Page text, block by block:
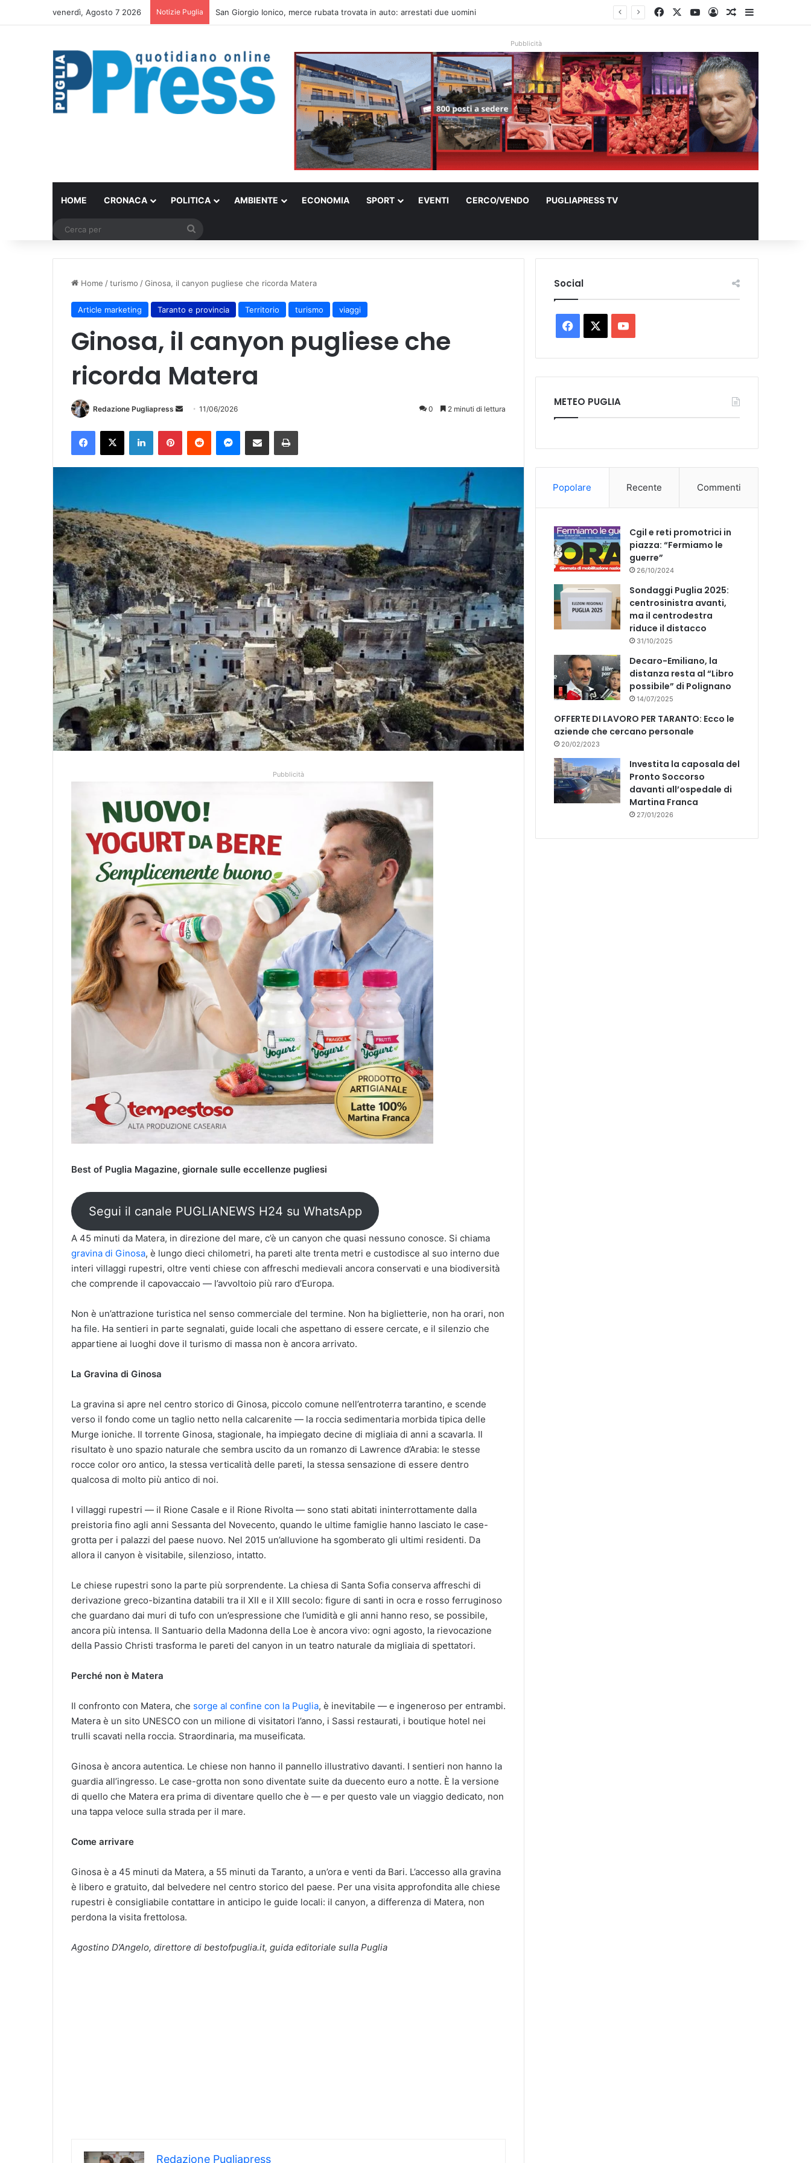
venerdì, Agosto 7 2026 Notizie Puglia Bari trasforma una villa confiscata alla mafia in un micro nido: nasce anche il cimitero per animali FacebookYou Tube
AccediUn articolo a
Barra
Pubblicità
HOME CRONACA POLITICA AMBIENTE ECONOMIA SPORT EVENTI CERCO/VENDO PUGLIAPRESS TV
Home /turismo /Ginosa, il canyon pugliese che ricorda Matera
Article marketing Taranto e provincia Territorio turismo viaggi
Ginosa, il canyon pugliese che
ricorda Matera
Redazione Pugliapress
Invia 11/06/2026 0 2 minuti di lettura
Facebook
X LinkedInPinterestReddit Messenger
Condividi via mail Stampa
Pubblicità
Best of Puglia Magazine, giornale sulle eccellenze pugliesi
Segui il canale PUGLIANEWS H24 su WhatsApp
A 45 minuti da Matera, in direzione del mare, c’è un canyon che quasi nessuno conosce. Si chiama
gravina di Ginosa, è lungo dieci chilometri, ha pareti alte trenta metri e custodisce al suo interno due
interi villaggi rupestri, oltre venti chiese con affreschi medievali ancora conservati e una biodiversità
che comprende il capovaccaio — l’avvoltoio più raro d’Europa.
Non è un’attrazione turistica nel senso commerciale del termine. Non ha biglietterie, non ha orari, non
ha file. Ha sentieri in parte segnalati, guide locali che aspettano di essere cercate, e il silenzio che
appartiene ai luoghi dove il turismo di massa non è ancora arrivato.
La Gravina di Ginosa
La gravina si apre nel centro storico di Ginosa, piccolo comune nell’entroterra tarantino, e scende
verso il fondo come un taglio netto nella calcarenite — la roccia sedimentaria morbida tipica delle
Murge ioniche. Il torrente Ginosa, stagionale, ha impiegato decine di migliaia di anni a scavarla. Il
risultato è uno spazio naturale che sembra uscito da un romanzo di Lawrence d’Arabia: le stesse
rocce color oro antico, la stessa verticalità delle pareti, la stessa sensazione di essere dentro
qualcosa di molto più antico di noi.
I villaggi rupestri — il Rione Casale e il Rione Rivolta — sono stati abitati ininterrottamente dalla
preistoria fino agli anni Sessanta del Novecento, quando le ultime famiglie hanno lasciato le case-
grotta per i palazzi del paese nuovo. Nel 2015 un’alluvione ha sgomberato gli ultimi residenti. Da
allora il canyon è visitabile, silenzioso, intatto.
Le chiese rupestri sono la parte più sorprendente. La chiesa di Santa Sofia conserva affreschi di
derivazione greco-bizantina databili tra il XII e il XIII secolo: figure di santi in ocra e rosso ferruginoso
che guardano dai muri di tufo con un’espressione che l’umidità e gli anni hanno reso, se possibile,
ancora più intensa. Il Santuario della Madonna della Loe è ancora vivo: ogni agosto, la rievocazione
della Passio Christi trasforma le pareti del canyon in un teatro naturale da migliaia di spettatori.
Perché non è Matera
Il confronto con Matera, che sorge al confine con la Puglia, è inevitabile — e ingeneroso per entrambi.
Matera è un sito UNESCO con un milione di visitatori l’anno, i Sassi restaurati, i boutique hotel nei
trulli scavati nella roccia. Straordinaria, ma museificata.
Ginosa è ancora autentica. Le chiese non hanno il pannello illustrativo davanti. I sentieri non hanno la
guardia all’ingresso. Le case-grotta non sono diventate suite da duecento euro a notte. È la versione
di quello che Matera era prima di diventare quello che è — e per questo vale un viaggio dedicato, non
una tappa veloce sulla strada per il mare.
Come arrivare
Ginosa è a 45 minuti da Matera, a 55 minuti da Taranto, a un’ora e venti da Bari. L’accesso alla gravina
è libero e gratuito, dal belvedere nel centro storico del paese. Per una visita approfondita alle chiese
rupestri è consigliabile contattare in anticipo le guide locali: il canyon, a differenza di Matera, non
perdona la visita frettolosa.
Agostino D’Angelo, direttore di bestofpuglia.it, guida editoriale sulla Puglia
Redazione Pugliapress
Social
Facebook You
METEO PUGLIA
Popolare Recente Commenti
Cgil e reti promotrici in
piazza: “Fermiamo le
guerre”
26/10/2024
Sondaggi Puglia 2025:
centrosinistra avanti,
ma il centrodestra
riduce il distacco
31/10/2025
Decaro-Emiliano, la
distanza resta al “Libro
possibile” di Polignano
14/07/2025
OFFERTE DI LAVORO PER TARANTO: Ecco le
aziende che cercano personale
20/02/2023
Investita la caposala del
Pronto Soccorso
davanti all’ospedale di
Martina Franca
27/01/2026